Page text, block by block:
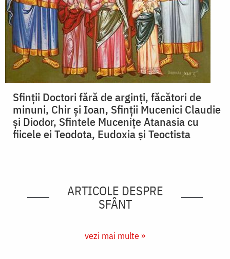
Sfinții Doctori fără de arginți, făcători de
minuni, Chir și Ioan, Sfinții Mucenici Claudie
și Diodor, Sfintele Mucenițe Atanasia cu
fiicele ei Teodota, Eudoxia și Teoctista
ARTICOLE DESPRE
SFÂNT
vezi mai multe »